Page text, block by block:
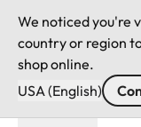
We noticed you're
country or region
shop online.
USA (English)